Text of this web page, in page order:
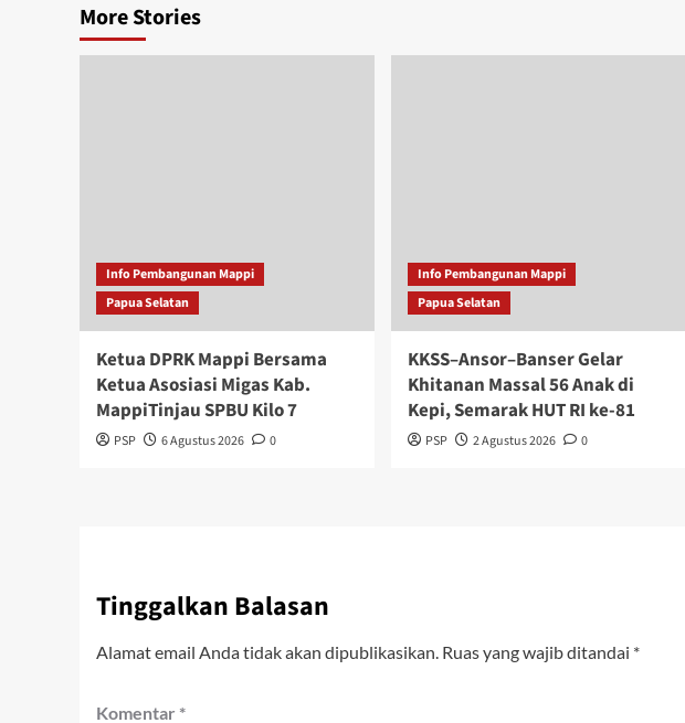
More Stories
Info Pembangunan Mappi
Papua Selatan
Ketua DPRK Mappi Bersama
Ketua Asosiasi Migas Kab.
MappiTinjau SPBU Kilo 7
PSP 6 Agustus 2026 0
Info Pembangunan Mappi
Papua Selatan
KKSS–Ansor–Banser Gelar
Khitanan Massal 56 Anak di
Kepi, Semarak HUT RI ke-81
PSP 2 Agustus 2026 0
Tinggalkan Balasan
Alamat email Anda tidak akan dipublikasikan. Ruas yang wajib ditandai *
Komentar *